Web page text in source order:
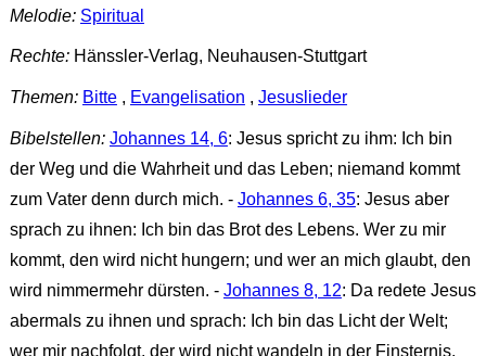
Melodie: Spiritual
Rechte:Hänssler-Verlag, Neuhausen-Stuttgart
Themen: Bitte, Evangelisation , Jesuslieder
Bibelstellen: Johannes 14, 6: Jesus spricht zu ihm: Ich bin
der Weg und die Wahrheit und das Leben; niemand kommt
zum Vater denn durch mich. - Johannes 6, 35: Jesus aber
sprach zu ihnen: Ich bin das Brot des Lebens. Wer zu mir
kommt, den wird nicht hungern; und wer an mich glaubt, den
wird nimmermehr dürsten. - Johannes 8, 12: Da redete Jesus
abermals zu ihnen und sprach: Ich bin das Licht der Welt;
wer mir nachfolgt, der wird nicht wandeln in der Finsternis,